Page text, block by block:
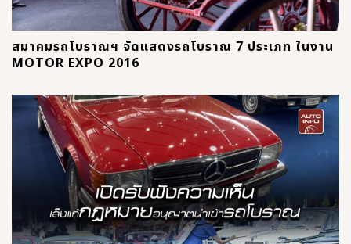
สมาคมรถโบราณฯ จัดแสดงรถโบราณ 7 ประเภท ในงาน
MOTOR EXPO 2016